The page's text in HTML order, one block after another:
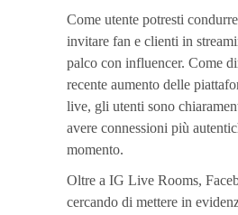
Come utente potresti
invitare fan e clienti in
palco con influencer. Come
recente aumento delle
live, gli utenti sono
avere connessioni più
momento.
Oltre a IG Live Rooms,
cercando di mettere in